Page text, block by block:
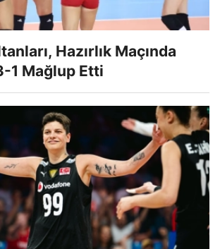
Hazırlık Maçında
1 Mağlup Etti